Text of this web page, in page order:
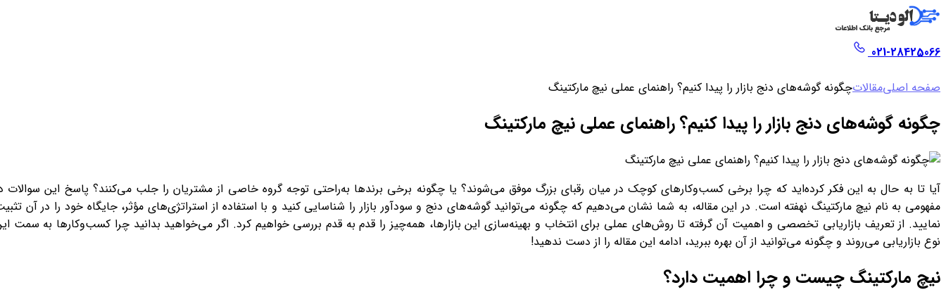
021-28425066
صفحه اصلیمقالاتچگونه گوشه‌های دنج بازار را پیدا کنیم؟ راهنمای عملی نیچ مارکتینگ
چگونه گوشه‌های دنج بازار را پیدا کنیم؟ راهنمای عملی نیچ مارکتینگ
آیا تا به حال به این فکر کرده‌اید که چرا برخی کسب‌وکارهای کوچک در میان رقبای بزرگ موفق می‌شوند؟ یا چگونه برخی برندها به‌راحتی توجه گروه خاصی از مشتریان را جلب می‌کنند؟ پاسخ این سوالات
مفهومی به نام نیچ مارکتینگ نهفته است. در این مقاله، به شما نشان می‌دهیم که چگونه می‌توانید گوشه‌های دنج و سودآور بازار را شناسایی کنید و با استفاده از استراتژی‌های مؤثر، جایگاه خود را در آن
نمایید. از تعریف بازاریابی تخصصی و اهمیت آن گرفته تا روش‌های عملی برای انتخاب و بهینه‌سازی این بازارها، همه‌چیز را قدم به قدم بررسی خواهیم کرد. اگر می‌خواهید بدانید چرا کسب‌وکارها به سمت
نوع بازاریابی می‌روند و چگونه می‌توانید از آن بهره ببرید، ادامه این مقاله را از دست ندهید!
نیچ مارکتینگ چیست و چرا اهمیت دارد؟